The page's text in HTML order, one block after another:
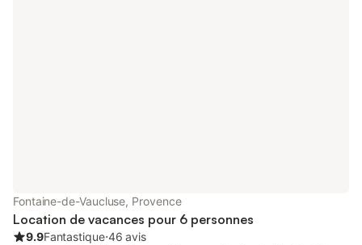
Fontaine-de-Vaucluse, Provence
Location de vacances pour 6 personnes
9.9Fantastique⋅46 avis